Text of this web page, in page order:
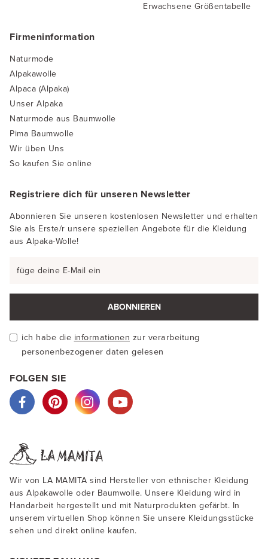
Firmeninformation
Naturmode
Alpakawolle
Alpaca (Alpaka)
Unser Alpaka
Naturmode aus Baumwolle
Pima Baumwolle
Wir üben Uns
So kaufen Sie online
Erwachsene Größentabelle
Registriere dich für unseren Newsletter
Abonnieren Sie unseren kostenlosen Newsletter und erhalten
Sie als Erste/r unsere speziellen Angebote für die Kleidung
aus Alpaka-Wolle!
ABONNIEREN
ich habe die informationen zur verarbeitung
personenbezogener daten gelesen
FOLGEN SIE
Wir von LA MAMITA sind Hersteller von ethnischer Kleidung
aus Alpakawolle oder Baumwolle. Unsere Kleidung wird in
Handarbeit hergestellt und mit Naturprodukten gefärbt. In
unserem virtuellen Shop können Sie unsere Kleidungsstücke
sehen und direkt online kaufen.